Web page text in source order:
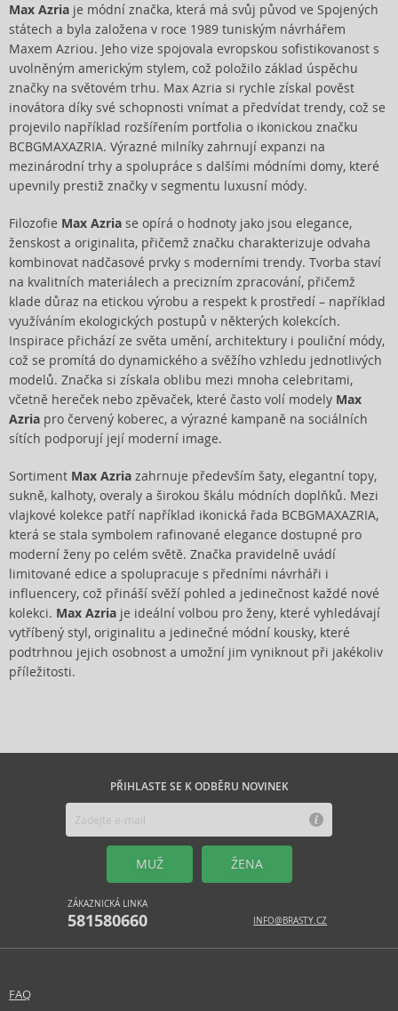
Max Azria je módní značka, která má svůj původ ve Spojených
státech a byla založena v roce 1989 tuniským návrhářem
Maxem Azriou. Jeho vize spojovala evropskou sofistikovanost s
uvolněným americkým stylem, což položilo základ úspěchu
značky na světovém trhu. Max Azria si rychle získal pověst
inovátora díky své schopnosti vnímat a předvídat trendy, což se
projevilo například rozšířením portfolia o ikonickou značku
BCBGMAXAZRIA. Výrazné milníky zahrnují expanzi na
mezinárodní trhy a spolupráce s dalšími módními domy, které
upevnily prestiž značky v segmentu luxusní módy.
Filozofie Max Azria se opírá o hodnoty jako jsou elegance,
ženskost a originalita, přičemž značku charakterizuje odvaha
kombinovat nadčasové prvky s moderními trendy. Tvorba staví
na kvalitních materiálech a precizním zpracování, přičemž
klade důraz na etickou výrobu a respekt k prostředí – například
využíváním ekologických postupů v některých kolekcích.
Inspirace přichází ze světa umění, architektury i pouliční módy,
což se promítá do dynamického a svěžího vzhledu jednotlivých
modelů. Značka si získala oblibu mezi mnoha celebritami,
včetně hereček nebo zpěvaček, které často volí modely Max
Azria pro červený koberec, a výrazné kampaně na sociálních
sítích podporují její moderní image.
Sortiment Max Azria zahrnuje především šaty, elegantní topy,
sukně, kalhoty, overaly a širokou škálu módních doplňků. Mezi
vlajkové kolekce patří například ikonická řada BCBGMAXAZRIA,
která se stala symbolem rafinované elegance dostupné pro
moderní ženy po celém světě. Značka pravidelně uvádí
limitované edice a spolupracuje s předními návrháři i
influencery, což přináší svěží pohled a jedinečnost každé nové
kolekci. Max Azria je ideální volbou pro ženy, které vyhledávají
vytříbený styl, originalitu a jedinečné módní kousky, které
podtrhnou jejich osobnost a umožní jim vyniknout při jakékoliv
příležitosti.
PŘIHLASTE SE K ODBĚRU NOVINEK
MUŽ ŽENA
ZÁKAZNICKÁ LINKA
581580660 INFO@BRASTY.CZ
FAQ